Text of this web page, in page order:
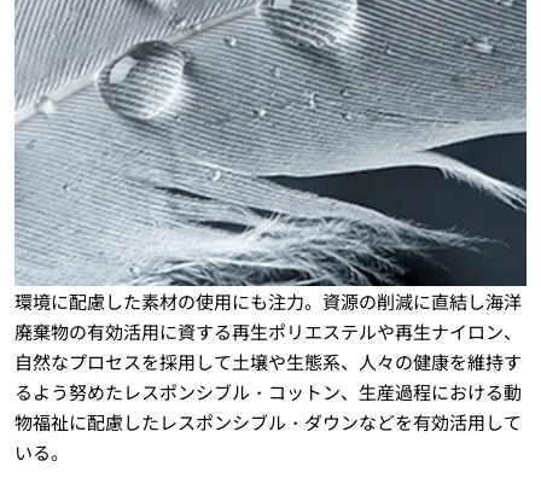
環境に配慮した素材の使用にも注力。資源の削減に直結し海洋
廃棄物の有効活用に資する再生ポリエステルや再生ナイロン、
自然なプロセスを採用して土壌や生態系、人々の健康を維持す
るよう努めたレスポンシブル・コットン、生産過程における動
物福祉に配慮したレスポンシブル・ダウンなどを有効活用して
いる。